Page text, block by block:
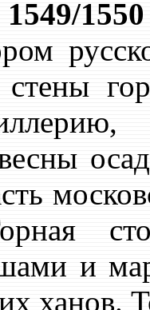
1549/
и
ханов.